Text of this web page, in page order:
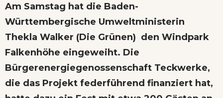
Am Samstag hat die Baden-
Württembergische Umweltministerin
Thekla Walker (Die Grünen) den Windpark
Falkenhöhe eingeweiht. Die
Bürgerenergiegenossenschaft Teckwerke,
die das Projekt federführend finanziert hat,